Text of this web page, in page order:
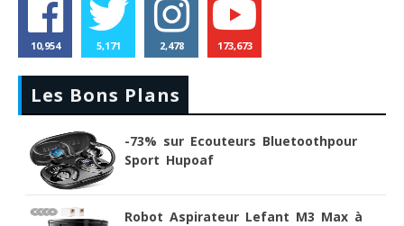
10,954 5,171 2,478 173,673
Les Bons Plans
-73% sur Ecouteurs Bluetoothpour
Sport Hupoaf
Robot Aspirateur Lefant M3 Max à